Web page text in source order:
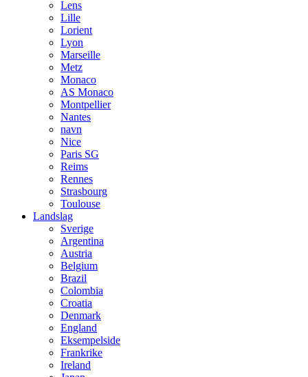
Lens
Lille
Lorient
Lyon
Marseille
Metz
Monaco
AS Monaco
Montpellier
Nantes
navn
Nice
Paris SG
Reims
Rennes
Strasbourg
Toulouse
Landslag
Sverige
Argentina
Austria
Belgium
Brazil
Colombia
Croatia
Denmark
England
Eksempelside
Frankrike
Ireland